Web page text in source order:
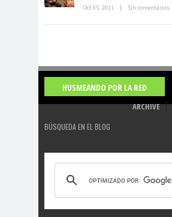
Oct 05, 2011 | Sin comentarios
HUSMEANDO POR LA RED
ARCHIVE
BÚSQUEDA EN EL BLOG